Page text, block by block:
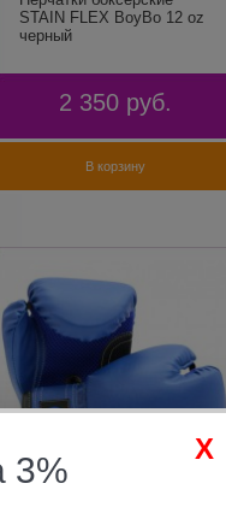
STAIN FLEX BoyBo 12 oz
черный
2 350 руб.
В корзину
3%